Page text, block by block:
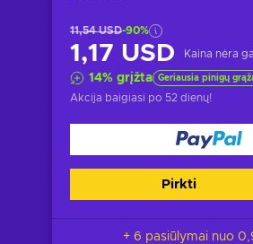
11,54 USD-90%
1,17 USD Kaina nėra
14% grįžta Geriausia pinigų
Akcija baigiasi po 52 dienų!
Pirkti
+ 6 pasiūlymai nuo